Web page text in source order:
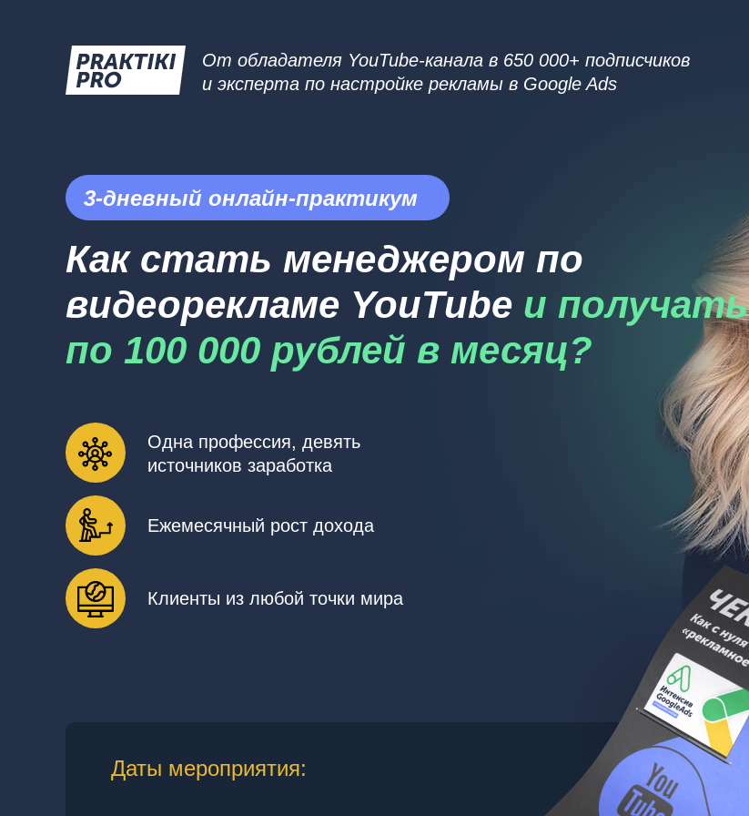
От обладателя YouTube-канала в 650 000+ подписчиков
и эксперта по настройке рекламы в Google Ads
Как стать менеджером по
видеорекламе YouTube и получать
по 100 000 рублей в месяц?
Одна профессия, девять
источников заработка
Ежемесячный рост дохода
Клиенты из любой точки мира
Даты мероприятия:
3-дневный онлайн-практикум